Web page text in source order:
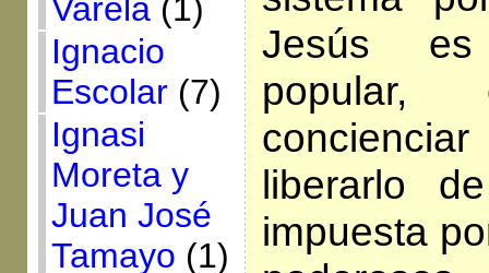
Varela(1)
Ignacio
Escolar(7)
Ignasi
Moreta y
Juan José
Tamayo (1)
Jesús
popular,
liberarlo
impuesta